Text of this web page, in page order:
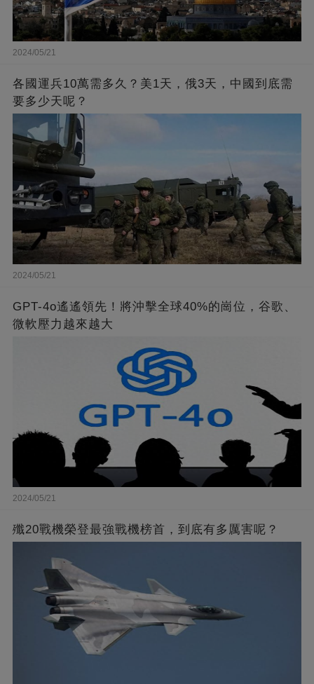
2024/05/21
各國運兵10萬需多久？美1天，俄3天，中國到底需
要多少天呢？
2024/05/21
GPT-4o遙遙領先！將沖擊全球40%的崗位，谷歌、
微軟壓力越來越大
2024/05/21
殲20戰機榮登最強戰機榜首，到底有多厲害呢？